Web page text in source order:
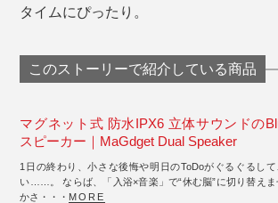
タイムにぴったり。
このストーリーで紹介している商品
マグネット式 防水IPX6 立体サウンドの
スピーカー｜MaGdget Dual Speaker
1日の終わり、小さな後悔や明日のToDoがぐるぐるし
い……。 ならば、「入浴×音楽」で“休む脳”に切り替え
かさ・・・ MORE